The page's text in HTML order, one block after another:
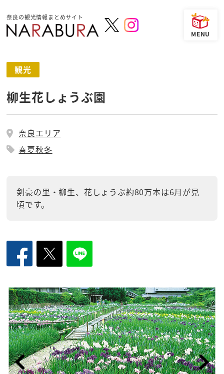
奈良の観光情報まとめサイト
観光
柳生花しょうぶ園
奈良エリア
春夏秋冬
剣豪の里・柳生、花しょうぶ約80万本は6月が見
頃です。